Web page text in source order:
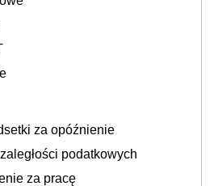
za opóźnienie
podatkowych
za pracę